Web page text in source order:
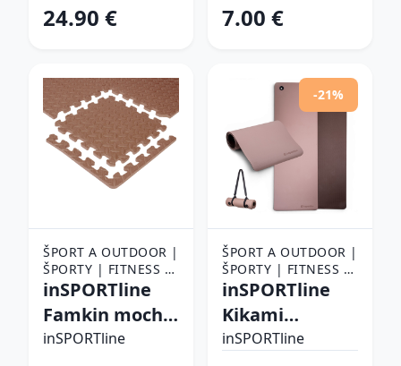
24.90 €
4cm 1ks
7.00 €
ŠPORT A OUTDOOR |
ŠPORTY | FITNESS |
POMÔCKY NA
PODLOŽKY NA
CVIČENIE
inSPORTline
Famkin mocha
mousse
inSPORTline
-21%
ŠPORT A OUTDOOR |
ŠPORTY | FITNESS |
POMÔCKY NA
PODLOŽKY NA
CVIČENIE
inSPORTline
Kikami
bamboo beige-
inSPORTline